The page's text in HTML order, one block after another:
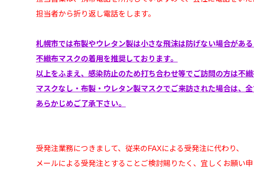
担当者から折り返し電話をします。
札幌市では布製やウレタン製は小さな飛沫は防げない場合がある
不織布マスクの着用を推奨しております。
以上をふまえ、感染防止のため打ち合わせ等でご訪問の方は不
マスクなし・布製・ウレタン製マスクでご来訪された場合は、
あらかじめご了承下さい。
受発注業務につきまして、従来のFAXによる受発注に代わり、
メールによる受発注とすることご検討賜りたく、宜しくお願い申